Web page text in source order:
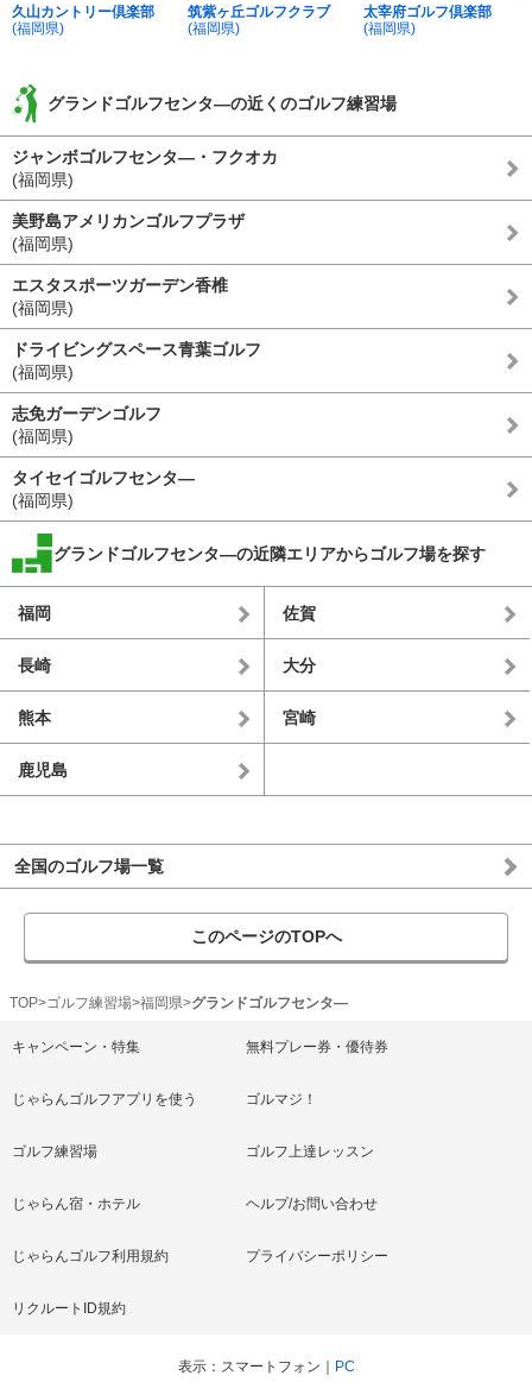
久山カントリー倶楽部
(福岡県)
筑紫ヶ丘ゴルフクラブ
(福岡県)
太宰府ゴルフ倶楽部
(福岡県)
グランドゴルフセンタ―の近くのゴルフ練習場
ジャンボゴルフセンタ―・フクオカ
(福岡県)
美野島アメリカンゴルフプラザ
(福岡県)
エスタスポーツガーデン香椎
(福岡県)
ドライビングスペース青葉ゴルフ
(福岡県)
志免ガーデンゴルフ
(福岡県)
タイセイゴルフセンタ―
(福岡県)
グランドゴルフセンタ―の近隣エリアからゴルフ場を探す
福岡 佐賀
長崎 大分
熊本 宮崎
鹿児島
全国のゴルフ場一覧
このページのTOPへ
TOP ゴルフ練習場 福岡県 グランドゴルフセンタ―
キャンペーン・特集 無料プレー券・優待券
じゃらんゴルフアプリを使う ゴルマジ！
ゴルフ練習場 ゴルフ上達レッスン
じゃらん宿・ホテル ヘルプ/お問い合わせ
じゃらんゴルフ利用規約 プライバシーポリシー
リクルートID規約
表示 スマートフォン PC